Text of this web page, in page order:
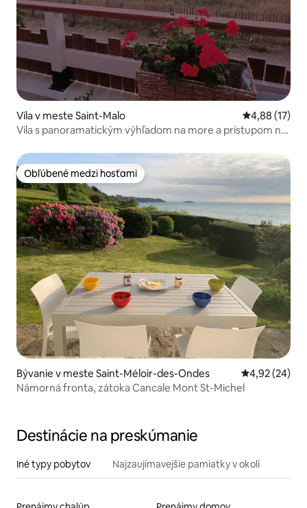
Vila v meste Saint-Malo Priemerné
4,88 (17)
Vila s panoramatickým výhľadom na more a prístupom na
Obľúbené medzi hosťami
Obľúbené medzi hosťami
Bývanie v meste Saint-Méloir-des-Ondes Priemerné
4,92 (24)
Námorná fronta, zátoka Cancale Mont St-Michel
Destinácie na preskúmanie
Iné typy pobytov Najzaujímavejšie pamiatky v okolí